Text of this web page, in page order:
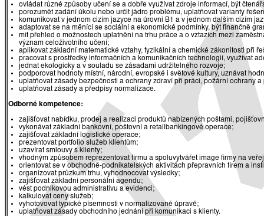
ovládat různé způsoby učení se a dobře využívat zdroje informací, být
porozumět zadání úkolu nebo určit jádro problému, uplatňovat varianty
komunikovat v jednom cizím jazyce na úrovni B1 a v jednom dalším cizím
adaptovat se na měnící se sociální a ekonomické podmínky, být finančně
mít přehled o možnostech uplatnění na trhu práce a o vztazích mezi
význam celoživotního učení;
aplikovat základní matematické vztahy, fyzikální a chemické zákonitosti při
pracovat s prostředky informačních a komunikačních technologií, využívat
jednat ekologicky a v souladu se zásadami udržitelného rozvoje;
podporovat hodnoty místní, národní, evropské i světové kultury, uznávat
uplatňovat zásady bezpečnosti a ochrany zdraví při práci, požární ochrany
uplatňovat zásady a předpisy normalizace.
Odborné kompetence:
zajišťovat nabídku, prodej a realizaci produktů nabízených poštami,
vykonávat základní bankovní, poštovní a retailbankingové operace;
zajišťovat základní logistické operace;
prezentovat portfolio služeb klientům;
uzavírat smlouvy s klienty;
vhodným způsobem reprezentovat firmu a spoluvytvářet image firmy na
orientovat se v obchodně-podnikatelských aktivitách přepravních firem a
organizovat průzkum trhu, vyhodnocovat výsledky;
zajišťovat základní personální agendu;
vést podnikovou administrativu a evidenci;
kalkulovat ceny služeb;
vyhotovovat typické písemnosti v normalizované úpravě;
uplatňovat zásady obchodního jednání při komunikaci s klienty.